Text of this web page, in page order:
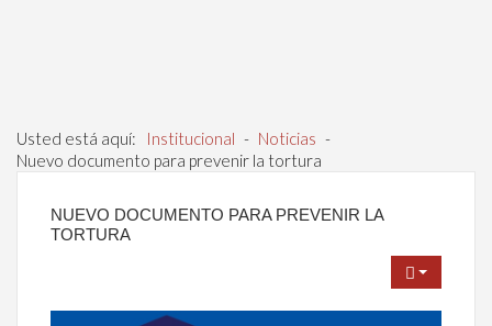
Usted está aquí: Institucional - Noticias -
Nuevo documento para prevenir la tortura
NUEVO DOCUMENTO PARA PREVENIR LA
TORTURA